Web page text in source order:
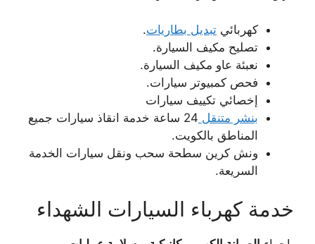
كهربائي تبديل بطاريات.
تصليح مكيف السيارة.
نعبئة عاو مكيف السيارة.
فحص كمبيوتر سيارات.
إخصائي تكييف سيارات
بنشر متنقل
24 ساعة خدمة انقاذ سيارات جميع
المناطق بالكويت.
ونش كرين سطحة سحب ونقل سيارات الخدمة
السريعة.
خدمة كهرباء السيارات الشهداء